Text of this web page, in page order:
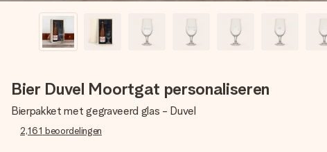
Bier Duvel Moortgat personaliseren
Bierpakket met gegraveerd glas - Duvel
2,161 beoordelingen